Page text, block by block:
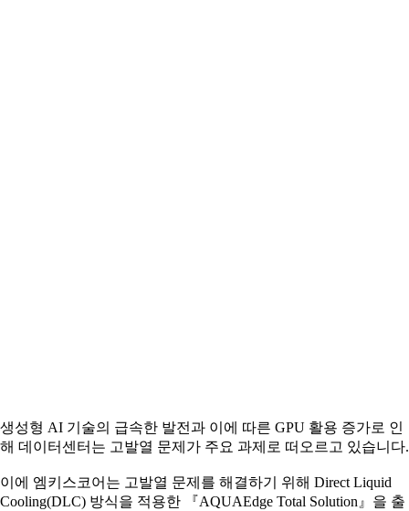
생성형 AI 기술의 급속한 발전과 이에 따른 GPU 활용 증가로 인
해 데이터센터는 고발열 문제가 주요 과제로 떠오르고 있습니다.
이에 엠키스코어는 고발열 문제를 해결하기 위해 Direct Liquid
Cooling(DLC) 방식을 적용한 『AQUAEdge Total Solution』을 출